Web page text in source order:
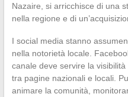
Nazaire, si arricchisce di una
nella regione e di
I social media stanno
nella notorietà locale.
canale deve servire la
tra pagine nazionali e locali.
animare la comunità,